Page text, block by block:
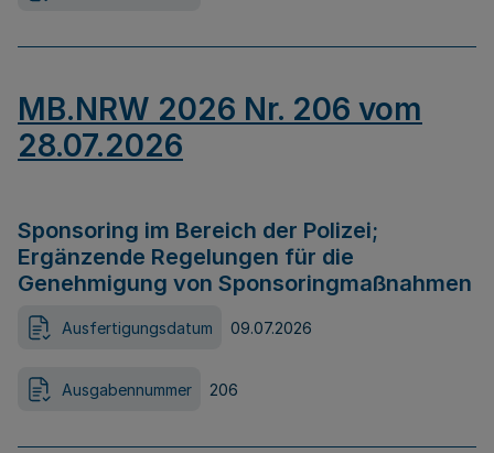
MB.NRW 2026 Nr. 206 vom
28.07.2026
Sponsoring im Bereich der Polizei;
Ergänzende Regelungen für die
Genehmigung von Sponsoringmaßnahmen
Ausfertigungsdatum 09.07.2026
Ausgabennummer 206